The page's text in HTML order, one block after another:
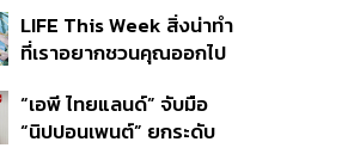
เวลาเรียน-ดึงผลงานลด
หย่อนเวลา ดันให้มีผลย้อน
LIFE This Week สิ่งน่าทำ
ที่เราอยากชวนคุณออกไป
สิงหาคม 2569
“เอพี ไทยแลนด์” จับมือ
“นิปปอนเพนต์” ยกระดับ